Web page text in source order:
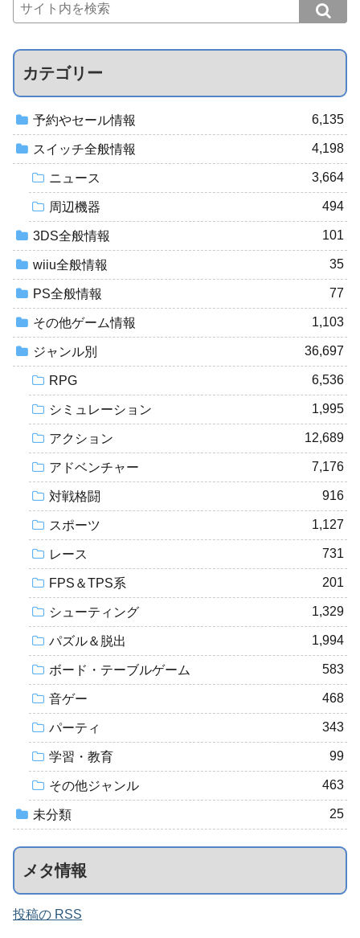
カテゴリー
予約やセール情報 6,135
スイッチ全般情報 4,198
ニュース 3,664
周辺機器 494
3DS全般情報 101
wiiu全般情報 35
PS全般情報 77
その他ゲーム情報 1,103
ジャンル別 36,697
RPG 6,536
シミュレーション 1,995
アクション 12,689
アドベンチャー 7,176
対戦格闘 916
スポーツ 1,127
レース 731
FPS＆TPS系 201
シューティング 1,329
パズル＆脱出 1,994
ボード・テーブルゲーム 583
音ゲー 468
パーティ 343
学習・教育 99
その他ジャンル 463
未分類 25
メタ情報
投稿の RSS